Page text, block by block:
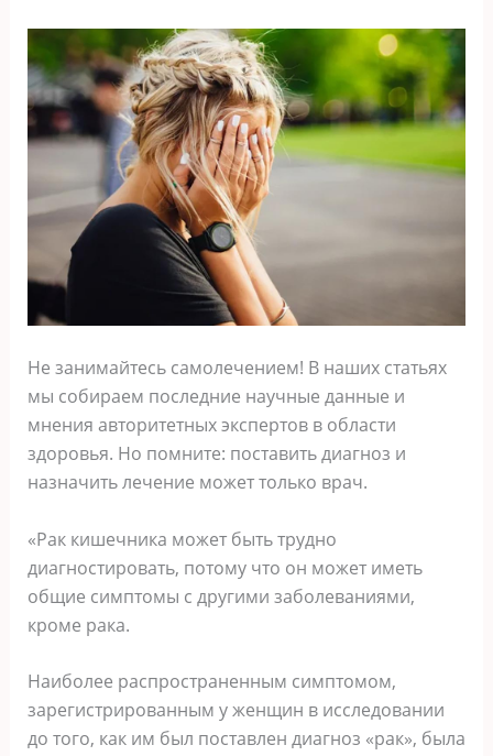
Не занимайтесь самолечением! В наших статьях
мы собираем последние научные данные и
мнения авторитетных экспертов в области
здоровья. Но помните: поставить диагноз и
назначить лечение может только врач.
«Рак кишечника может быть трудно
диагностировать, потому что он может иметь
общие симптомы с другими заболеваниями,
кроме рака.
Наиболее распространенным симптомом,
зарегистрированным у женщин в исследовании
до того, как им был поставлен диагноз «рак», была